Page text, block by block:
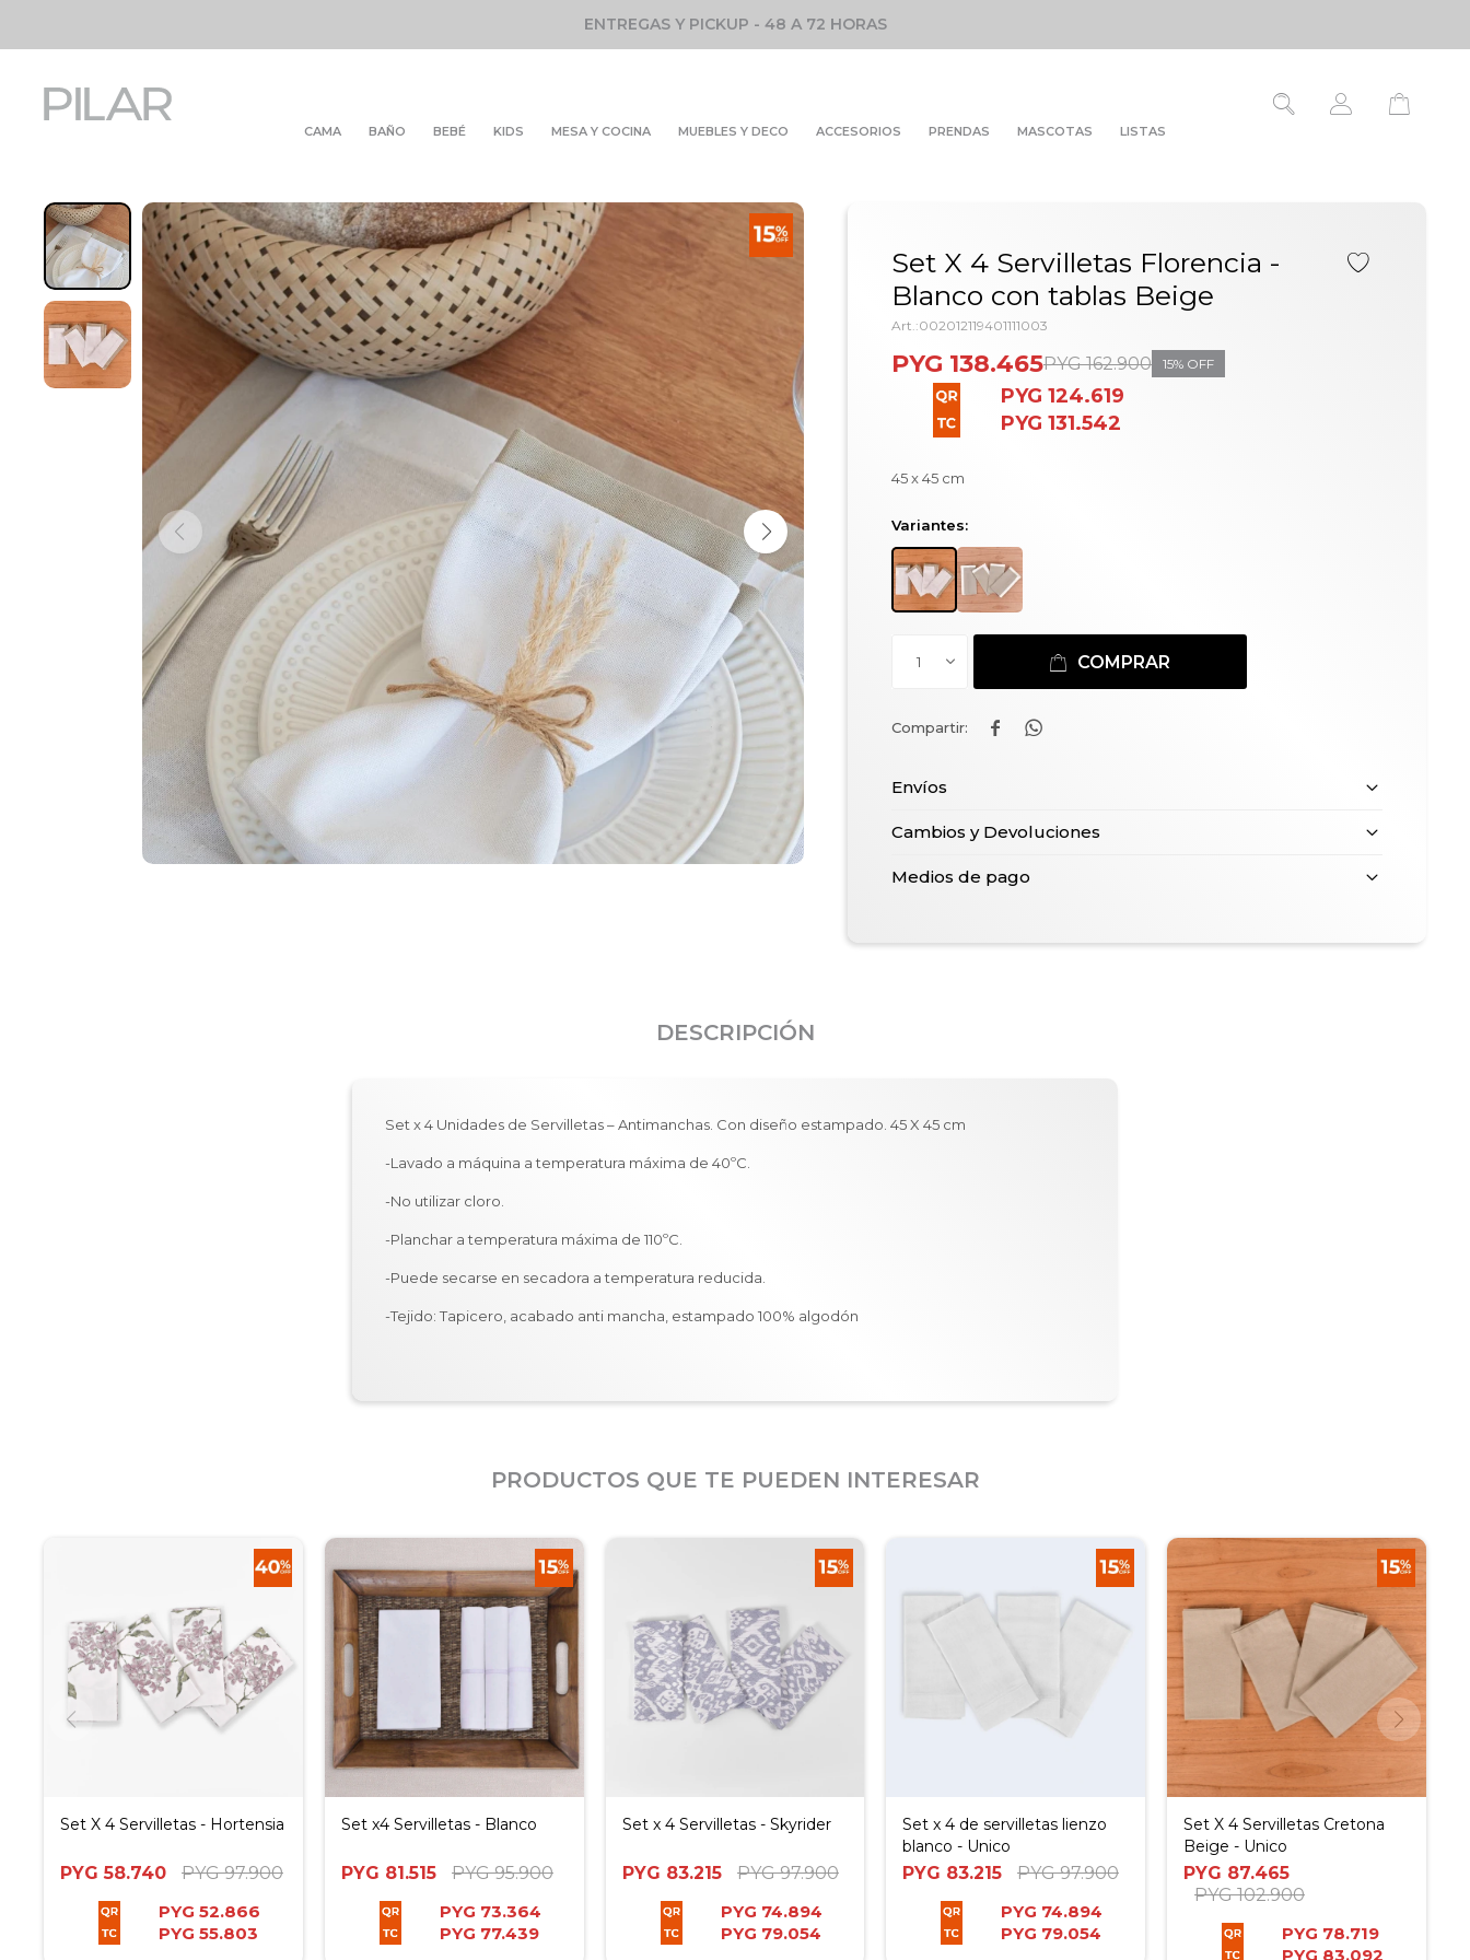
ENTREGAS Y PICKUP - 48 A 72 HORAS
CAMA BAÑO BEBÉ KIDS MESA Y COCINA MUEBLES Y DECO ACCESORIOS PRENDAS MASCOTAS LISTAS
Set X 4 Servilletas Florencia -
Blanco con tablas Beige
002012119401111003
PYG 138.465PYG 162.900 15
PYG 124.619
PYG 131.542
45 x 45 cm
Variantes:
1 COMPRAR
 
Envíos
Cambios y Devoluciones
Medios de pago
DESCRIPCIÓN
Set x 4 Unidades de Servilletas – Antimanchas. Con diseño estampado. 45 X 45 cm
-Lavado a máquina a temperatura máxima de 40ºC.
-No utilizar cloro.
-Planchar a temperatura máxima de 110ºC.
-Puede secarse en secadora a temperatura reducida.
-Tejido: Tapicero, acabado anti mancha, estampado 100% algodón
PRODUCTOS QUE TE PUEDEN INTERESAR
Set X 4 Servilletas - Hortensia
PYG 58.740 PYG 97.900
PYG 52.866
PYG 55.803
Set x4 Servilletas - Blanco
PYG 81.515 PYG 95.900
PYG 73.364
PYG 77.439
Set x 4 Servilletas - Skyrider
PYG 83.215 PYG 97.900
PYG 74.894
PYG 79.054
Set x 4 de servilletas lienzo
blanco - Unico
PYG 83.215 PYG 97.900
PYG 74.894
PYG 79.054
Set X 4 Servilletas Cretona
Beige - Unico
PYG 87.465
PYG 102.900
PYG 78.719
PYG 83.092